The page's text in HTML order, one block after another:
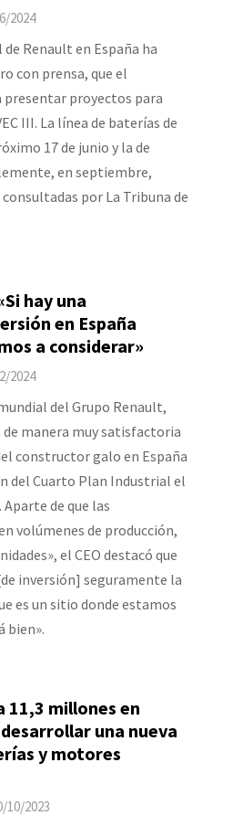
2024
Renault en España ha
con prensa, que el
presentar proyectos para
III. La línea de baterías de
17 de junio y la de
en septiembre,
por La Tribuna de
hay una
en España
a considerar»
2024
del Grupo Renault,
de manera muy satisfactoria
constructor galo en España
del Cuarto Plan Industrial el
de que las
volúmenes de producción,
el CEO destacó que
inversión] seguramente la
es un sitio donde estamos
bien».
11,3 millones en
una nueva
y motores
10/2023